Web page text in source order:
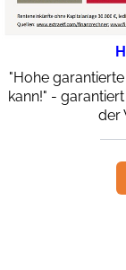
"Hohe
kann!" -
der